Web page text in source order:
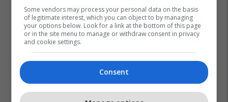
Some vendors may process your personal data on the basis
of legitimate interest, which you can object to by managing
your options below. Look for a link at the bottom of this page
or in the site menu to manage or withdraw consent in privacy
and cookie settings.
Consent